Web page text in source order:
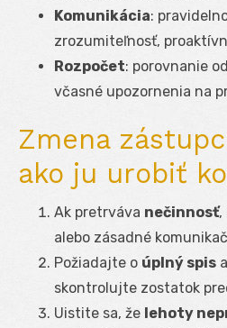
Komunikácia:
zrozumiteľnosť,
Rozpočet: porovnanie
včasné upozornenia na
Zmena
ako ju urobiť
Ak pretrváva nečinnosť,
alebo zásadné
Požiadajte o úplný spis
skontrolujte zostatok
Uistite sa, že lehoty